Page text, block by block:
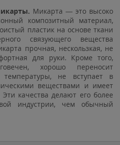
Микарта — это высоко
композитный материал,
пластик на основе ткани
связующего вещества
прочная, нескользкая, не
для руки. Кроме того,
хорошо переносит
не вступает в
веществами и имеет
качества делают его более
индустрии, чем обычный